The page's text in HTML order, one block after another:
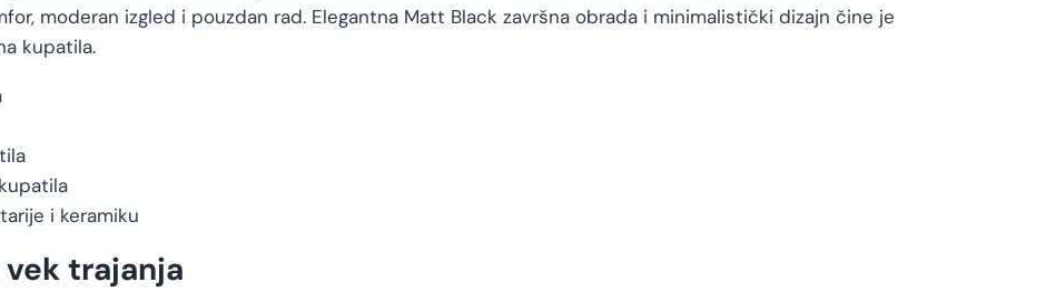
moderan izgled i pouzdan rad. Elegantna Matt Black završna obrada i minimalistički dizajn čine je
kupatila.
i keramiku
trajanja